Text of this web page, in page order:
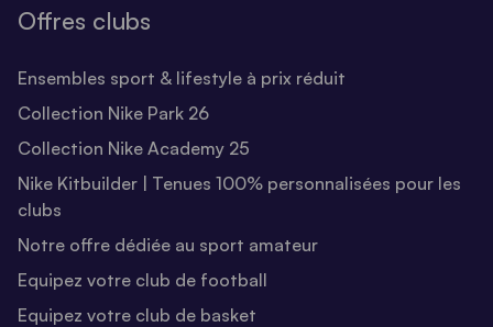
Offres clubs
Ensembles sport & lifestyle à prix réduit
Collection Nike Park 26
Collection Nike Academy 25
Nike Kitbuilder | Tenues 100% personnalisées pour les
clubs
Notre offre dédiée au sport amateur
Equipez votre club de football
Equipez votre club de basket